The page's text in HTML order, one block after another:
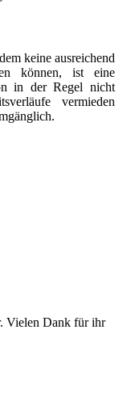
keine ausreichend
können, ist eine
in der Regel nicht
vermieden
Vielen Dank für ihr